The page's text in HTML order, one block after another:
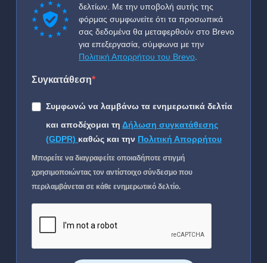
δελτίων. Με την υποβολή αυτής της
φόρμας συμφωνείτε ότι τα προσωπικά
σας δεδομένα θα μεταφερθούν στο Brevo
για επεξεργασία, σύμφωνα με την
Πολιτική Απορρήτου του Brevo
Συγκατάθεση
Συμφωνώ να λαμβάνω τα ενημερωτικά δελτία
και αποδέχομαι τη Δήλωση συγκατάθεσης
(GDPR) καθώς και την Πολιτική Απορρήτου
Μπορείτε να διαγραφείτε οποιαδήποτε στιγμή
χρησιμοποιώντας τον αντίστοιχο σύνδεσμο που
περιλαμβάνεται σε κάθε ενημερωτικό δελτίο.